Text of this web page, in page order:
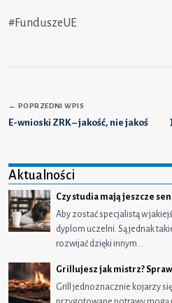
#FunduszeUE
← POPRZEDNI WPIS
E-wnioski ZRK – jakość, nie jakoś
Aktualności
Czy studia mają jeszcze
Aby zostać specjalistą w
dyplom uczelni. Są jednak
rozwijać dzięki innym…
Grillujesz jak mistrz?
Grill jednoznacznie kojarzy